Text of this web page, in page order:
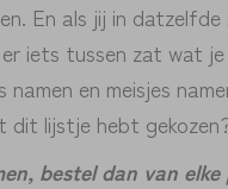
En als jij in
iets tussen zat wat
en meisjes
dit lijstje hebt
bestel dan van